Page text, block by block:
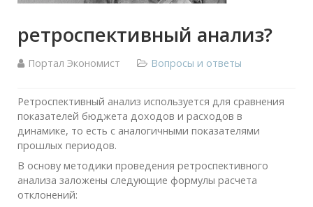
ретроспективный анализ?
Портал Экономист Вопросы и ответы
Ретроспективный анализ используется для сравнения
показателей бюджета доходов и расходов в
динамике, то есть с аналогичными показателями
прошлых периодов.
В основу методики проведения ретроспективного
анализа заложены следующие формулы расчета
отклонений: